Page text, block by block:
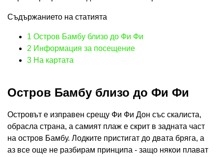
Съдържанието на статията
1 Остров Бамбу близо до Фи Фи
2 Информация за посещение
3 На картата
Остров Бамбу близо до Фи Фи
Островът е изправен срещу Фи Фи Дон със скалиста,
обрасла страна, а самият плаж е скрит в задната част
на остров Бамбу. Лодките пристигат до двата бряга, а
аз все още не разбирам принципа - защо някои плават